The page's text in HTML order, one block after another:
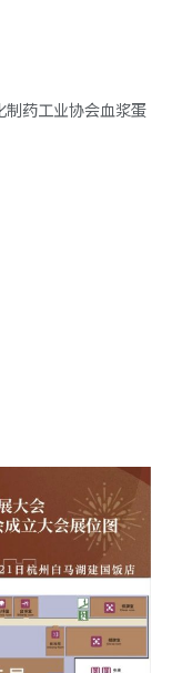
药工业协会血浆蛋